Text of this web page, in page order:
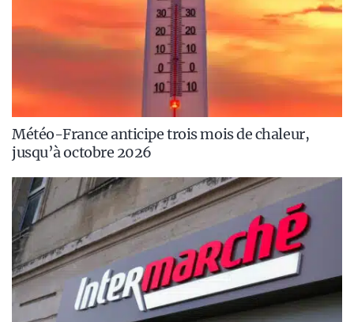
Météo-France anticipe trois mois de chaleur,
jusqu’à octobre 2026